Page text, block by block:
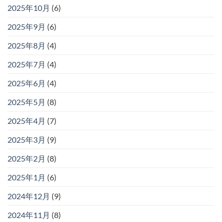
2025年10月 (6)
2025年9月 (6)
2025年8月 (4)
2025年7月 (4)
2025年6月 (4)
2025年5月 (8)
2025年4月 (7)
2025年3月 (9)
2025年2月 (8)
2025年1月 (6)
2024年12月 (9)
2024年11月 (8)